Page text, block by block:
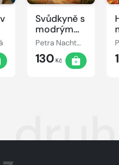
Svůdkyně s
modrým
nebem nadPetra Nachtmanová
130Kč